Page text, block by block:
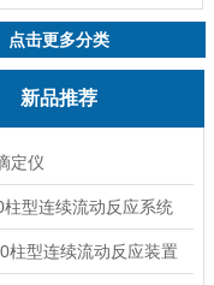
点击更多分类
新品推荐
定仪
柱型连续流动反应系统
柱型连续流动反应装置